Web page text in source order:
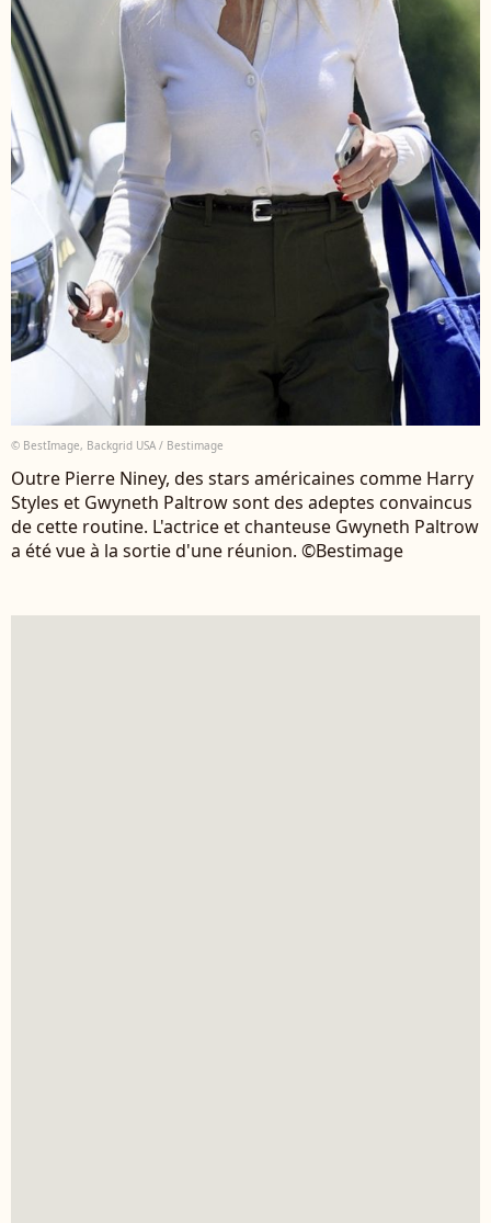
© BestImage, Backgrid USA / Bestimage
Outre Pierre Niney, des stars américaines comme Harry
Styles et Gwyneth Paltrow sont des adeptes convaincus
de cette routine. L'actrice et chanteuse Gwyneth Paltrow
a été vue à la sortie d'une réunion. ©Bestimage